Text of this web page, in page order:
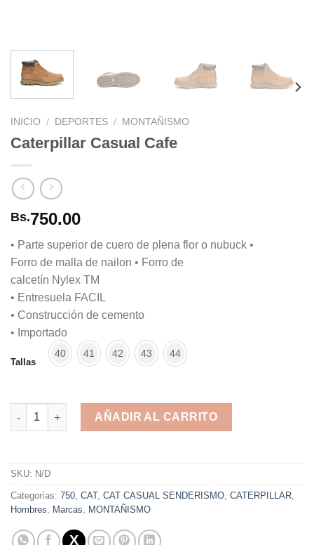
INICIO / DEPORTES / MONTAÑISMO
Caterpillar Casual Cafe
Bs.750.00
• Parte superior de cuero de plena flor o nubuck •
Forro de malla de nailon • Forro de
calcetín Nylex TM
• Entresuela FACIL
• Construcción de cemento
• Importado
Tallas
40 41 42 43 44
Caterpillar Casual Cafe cantidad
AÑADIR AL CARRITO
SKU: N/D
Categorías: 750, CAT, CAT CASUAL SENDERISMO, CATERPILLAR,
Hombres, Marcas, MONTAÑISMO